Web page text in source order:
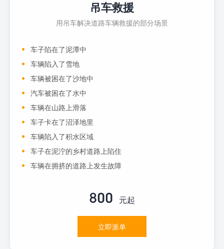
吊车救援
用吊车解决道路车辆救援的部分场景
车子陷在了泥潭中
车辆陷入了雪地
车辆被困在了沙地中
汽车被困在了水中
车辆在山路上滑落
车子卡在了沼泽地里
车辆陷入了积水区域
车子在泥泞的乡村道路上陷住
车辆在拥挤的道路上发生故障
800 元起
立即派单